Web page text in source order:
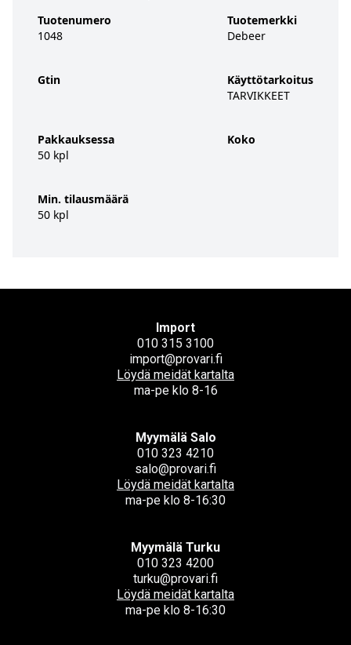
Tuotenumero
1048
Gtin
Pakkauksessa
50 kpl
Min. tilausmäärä
50 kpl
Tuotemerkki
Debeer
Käyttötarkoitus
TARVIKKEET
Koko
Import
010 315 3100
import@provari.fi
Löydä meidät kartalta
ma-pe klo 8-16
Myymälä Salo
010 323 4210
salo@provari.fi
Löydä meidät kartalta
ma-pe klo 8-16:30
Myymälä Turku
010 323 4200
turku@provari.fi
Löydä meidät kartalta
ma-pe klo 8-16:30